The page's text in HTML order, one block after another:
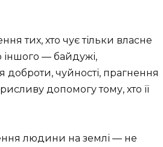
тих, хто чує тільки власне
іншого — байдужі,
доброти, чуйності, прагнення
допомогу тому, хто її
людини на землі — не